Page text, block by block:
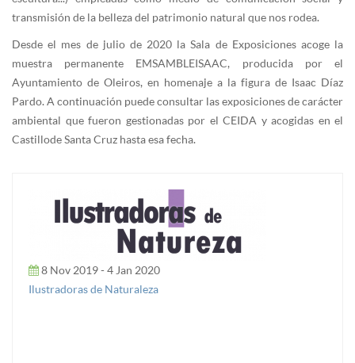
transmisión de la belleza del patrimonio natural que nos rodea.
Desde el mes de julio de 2020 la Sala de Exposiciones acoge la
muestra permanente EMSAMBLEISAAC, producida por el
Ayuntamiento de Oleiros, en homenaje a la figura de Isaac Díaz
Pardo. A continuación puede consultar las exposiciones de carácter
ambiental que fueron gestionadas por el CEIDA y acogidas en el
Castillo de Santa Cruz hasta esa fecha.
8 Nov 2019 - 4 Jan 2020
Ilustradoras de Naturaleza